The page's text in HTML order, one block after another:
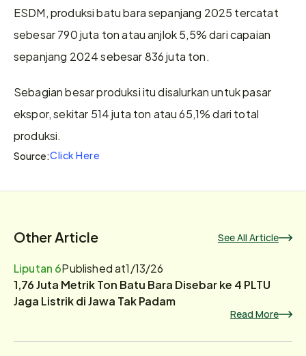
ESDM, produksi batu bara sepanjang 2025 tercatat
sebesar 790 juta ton atau anjlok 5,5% dari capaian
sepanjang 2024 sebesar 836 juta ton.
Sebagian besar produksi itu disalurkan untuk pasar
ekspor, sekitar 514 juta ton atau 65,1% dari total
produksi.
Source:Click Here
Other Article See All Article
Liputan 6Published at1/13/26
1,76 Juta Metrik Ton Batu Bara Disebar ke 4 PLTU
Jaga Listrik di Jawa Tak Padam
Read More